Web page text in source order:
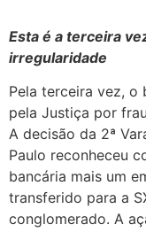
Esta é a terceira
irregularidade
Pela terceira vez, o
pela Justiça por
A decisão da 2ª
Paulo reconheceu
bancária mais um
transferido para a
conglomerado. A